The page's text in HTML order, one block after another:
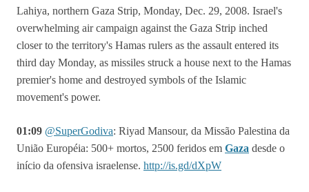
01:09 @SuperGodiva: Riyad Mansour, da Missão Palestina da
União Européia: 500+ mortos, 2500 feridos em Gaza desde o
início da ofensiva israelense. http://is.gd/dXpW